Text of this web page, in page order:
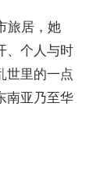
旅居，她
、个人与时
世里的一点
南亚乃至华